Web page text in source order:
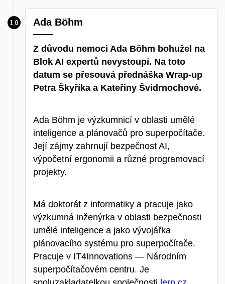
Ada Böhm
Z důvodu nemoci Ada Böhm bohužel na
Blok AI expertů nevystoupí. Na toto
datum se přesouvá přednáška Wrap-up
Petra Škyříka a Kateřiny Švidrnochové.
Ada Böhm je výzkumnicí v oblasti umělé
inteligence a plánovačů pro superpočítače.
Její zájmy zahrnují bezpečnost AI,
výpočetní ergonomii a různé programovací
projekty.
Má doktorát z informatiky a pracuje jako
výzkumná inženýrka v oblasti bezpečnosti
umělé inteligence a jako vývojářka
plánovacího systému pro superpočítače.
Pracuje v IT4Innovations — Národním
superpočítačovém centru. Je